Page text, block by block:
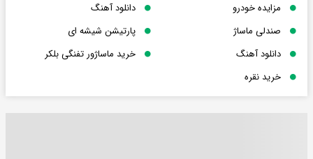
مزایده خودرو
دانلود آهنگ
صندلی ماساژ
پارتیشن شیشه ای
دانلود آهنگ
خرید ماساژور تفنگی بلکر
خرید نقره